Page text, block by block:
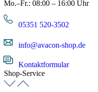
Mo.–Fr.: 08:00 – 16:00 Uhr
05351 520-3502
info@avacon-shop.de
Kontaktformular
Shop-Service